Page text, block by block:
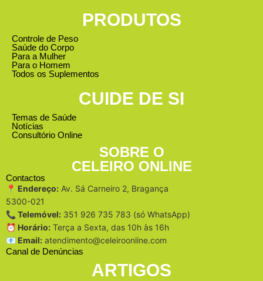
PRODUTOS
Controle de Peso
Saúde do Corpo
Para a Mulher
Para o Homem
Todos os Suplementos
CUIDE DE SI
Temas de Saúde
Notícias
Consultório Online
SOBRE O
CELEIRO ONLINE
Contactos
📍 Endereço: Av. Sá Carneiro 2, Bragança
5300-021
📞 Telemóvel: 351 926 735 783 (só WhatsApp)
⏰ Horário: Terça a Sexta, das 10h às 16h
📧 Email: atendimento@celeiroonline.com
Canal de Denúncias
ARTIGOS